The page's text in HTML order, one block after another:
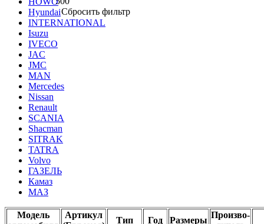
Hyundai
INTERNATIONAL
Isuzu
IVECO
JAC
JMC
MAN
Mercedes
Nissan
Renault
SCANIA
Shacman
SITRAK
TATRA
Volvo
ГАЗЕЛЬ
Камаз
МАЗ
Сбросить фильтр
Модель
Артикул
Тип Год Размеры
Произво-